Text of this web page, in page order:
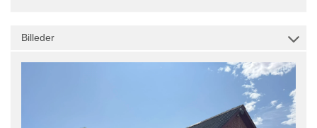
Billeder